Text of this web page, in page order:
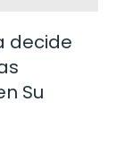
decide
Su